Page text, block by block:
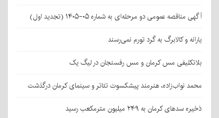
آگهی مناقصه عمومی دو مرحله‌ای به شماره ۰۵-۱۴۰۵ (تجدید اول)
یارانه و کالابرگ به گرد تورم نمی‌رسند
بلاتکلیفی مس کرمان و مس رفسنجان در لیگ یک
محمد نواب‌زاده، هنرمند پیشکسوت تئاتر و سینمای کرمان درگذشت
ذخیره سدهای کرمان به ۲۴۹ میلیون مترمکعب رسید